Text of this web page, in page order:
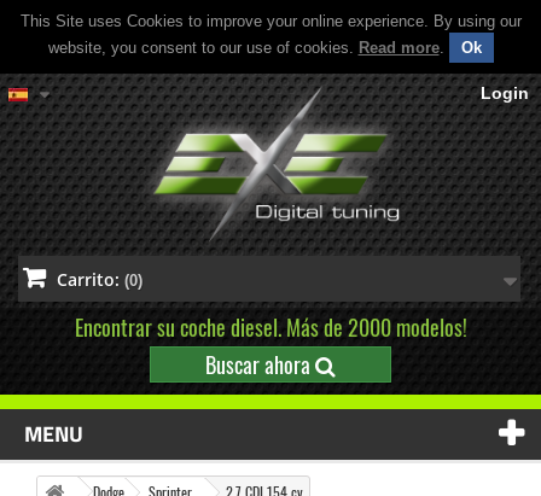
This Site uses Cookies to improve your online experience. By using our
website, you consent to our use of cookies. Read more. Ok
Login
Carrito: (0)
Encontrar su coche diesel. Más de 2000 modelos!
Buscar ahora
MENU
Dodge Sprinter 2.7 CDI 154 cv